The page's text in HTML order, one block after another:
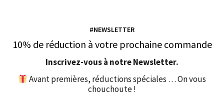
#NEWSLETTER
10% de réduction à votre prochaine commande
Inscrivez-vous à notre Newsletter.
Avant premières, réductions spéciales … On vous
chouchoute !